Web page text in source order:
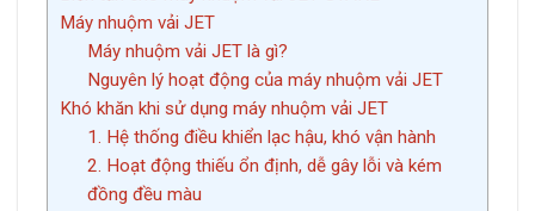
Máy nhuộm vải JET
Máy nhuộm vải JET là gì?
Nguyên lý hoạt động của máy nhuộm vải JET
Khó khăn khi sử dụng máy nhuộm vải JET
1. Hệ thống điều khiển lạc hậu, khó vận hành
2. Hoạt động thiếu ổn định, dễ gây lỗi và kém
đồng đều màu